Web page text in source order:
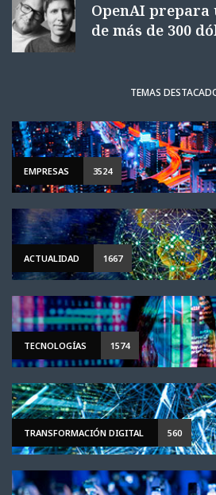
OpenAI prepara
de más de 300
TEMAS
EMPRESAS 3524
ACTUALIDAD 1667
TECNOLOGÍAS 1574
TRANSFORMACIÓN DIGITAL 560